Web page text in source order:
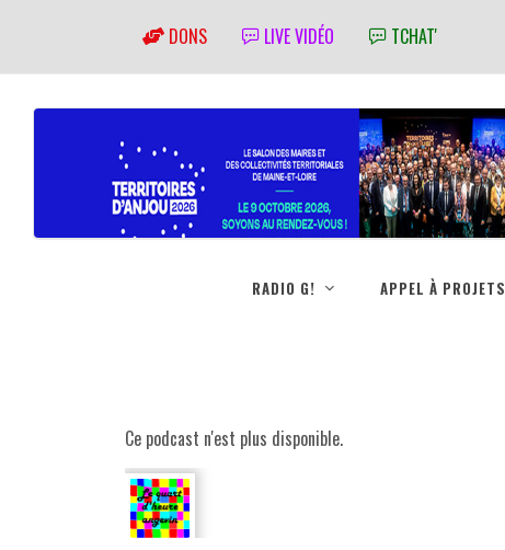
DONS LIVE VIDÉO TCHAT'
RADIO G! APPEL À PROJETS
Ce podcast n'est plus disponible.